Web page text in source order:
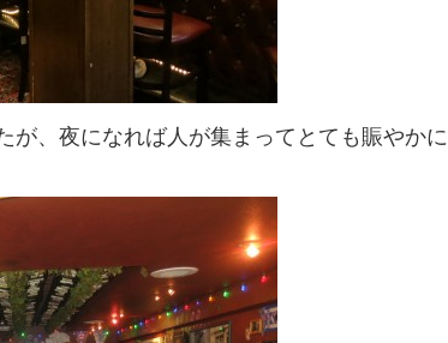
が、夜になれば人が集まってとても賑やかに